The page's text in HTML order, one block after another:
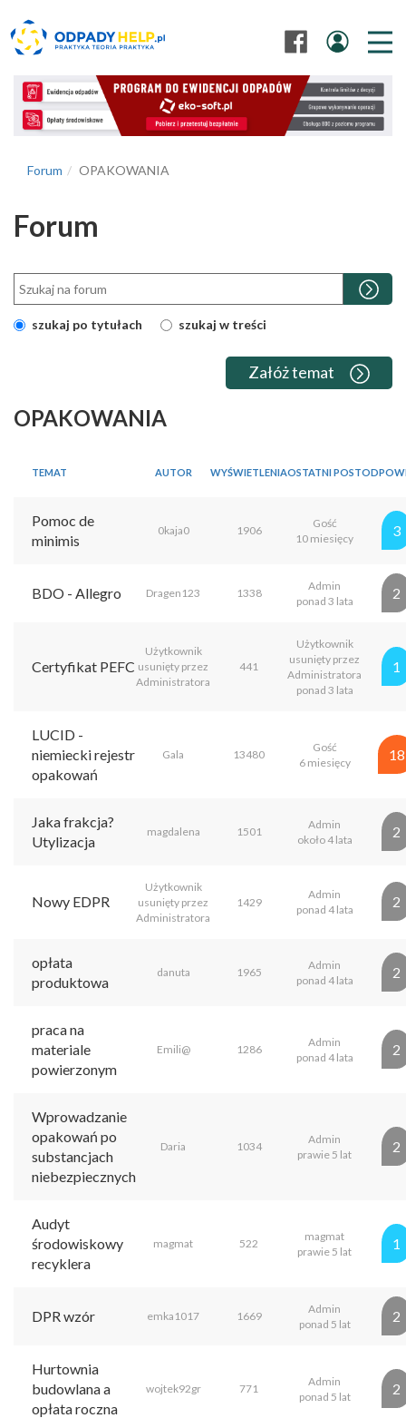
Forum OPAKOWANIA
Forum
szukaj po tytułach szukaj w treści
Załóż temat
OPAKOWANIA
TEMAT AUTOR WYŚWIETLENIAOSTATNI POST
Pomoc de
minimis
0kaja0 1906
Gość
10 miesięcy
3
BDO - Allegro Dragen123 1338
Admin
ponad 3 lata
2
Certyfikat PEFC
Użytkownik
usunięty przez
Administratora
441
Użytkownik
usunięty przez
Administratora
ponad 3 lata
1
LUCID -
niemiecki rejestr
opakowań
Gala 13480
Gość
6 miesięcy
18
Jaka frakcja?
Utylizacja
magdalena 1501
Admin
około 4 lata
2
Nowy EDPR
Użytkownik
usunięty przez
Administratora
1429
Admin
ponad 4 lata
2
opłata
produktowa
danuta 1965
Admin
ponad 4 lata
2
praca na
materiale
powierzonym
Emili@ 1286
Admin
ponad 4 lata
2
Wprowadzanie
opakowań po
substancjach
niebezpiecznych
Daria 1034
Admin
prawie 5 lat
2
Audyt
środowiskowy
recyklera
magmat 522
magmat
prawie 5 lat
1
DPR wzór emka1017 1669
Admin
ponad 5 lat
2
Hurtownia
budowlana a
opłata roczna
wojtek92gr 771
Admin
ponad 5 lat
2